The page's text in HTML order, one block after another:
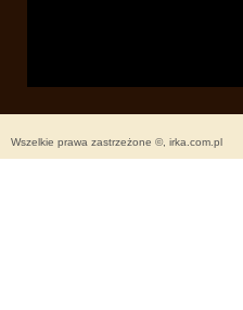
Wszelkie prawa zastrzeżone ©, irka.com.pl